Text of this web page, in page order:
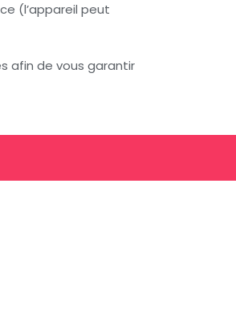
(l’appareil peut
afin de vous garantir